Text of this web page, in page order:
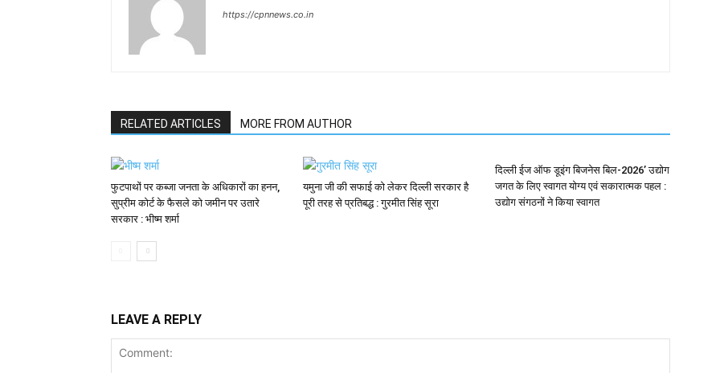
https://cpnnews.co.in
RELATED ARTICLES MORE FROM AUTHOR
फुटपाथों पर कब्जा जनता के अधिकारों का हनन,
सुप्रीम कोर्ट के फैसले को जमीन पर उतारे
सरकार : भीष्म शर्मा
यमुना जी की सफाई को लेकर दिल्ली सरकार है
पूरी तरह से प्रतिबद्ध : गुरमीत सिंह सूरा
दिल्ली ईज ऑफ डूइंग बिजनेस बिल-2026’ उद्योग
जगत के लिए स्वागत योग्य एवं सकारात्मक पहल :
उद्योग संगठनों ने किया स्वागत
LEAVE A REPLY